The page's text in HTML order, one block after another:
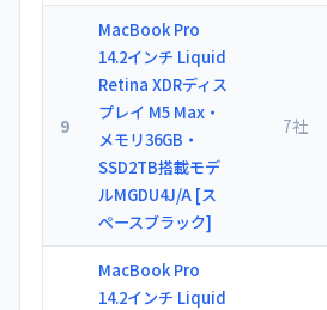
9
MacBook Pro
14.2インチ Liquid
Retina XDRディス
プレイ M5 Max・
メモリ36GB・
SSD2TB搭載モデ
ルMGDU4J/A [ス
ペースブラック]
7社
MacBook Pro
14.2インチ Liquid